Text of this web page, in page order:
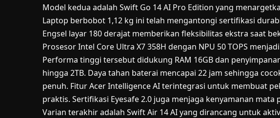
Model kedua adalah Swift Go 14 AI Pro Edition yang
Laptop berbobot 1,12 kg ini telah mengantongi sertifikasi
Engsel layar 180 derajat memberikan fleksibilitas ekstra saat
Prosesor Intel Core Ultra X7 358H dengan NPU 50 TOPS
Performa tinggi tersebut didukung RAM 16GB dan
hingga 2TB. Daya tahan baterai mencapai 22 jam sehingga
penuh. Fitur Acer Intelligence AI terintegrasi untuk membuat
praktis. Sertifikasi Eyesafe 2.0 juga menjaga kenyamanan mata
Varian terakhir adalah Swift Air 14 AI yang dirancang untuk